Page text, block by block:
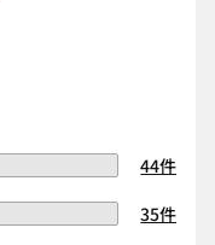
44件
35件